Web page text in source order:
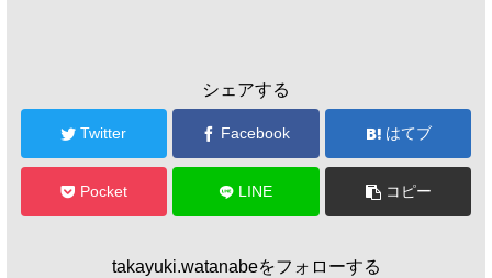
シェアする
Twitter Facebook はてブ
Pocket LINE コピー
takayuki.watanabeをフォローする